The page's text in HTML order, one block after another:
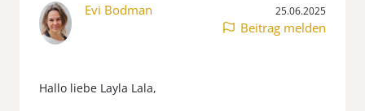
Evi Bodman 25.06.2025
Beitrag melden
Hallo liebe Layla Lala,